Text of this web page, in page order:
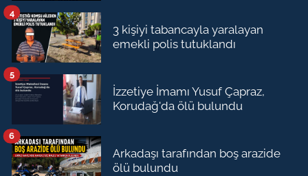
3 kişiyi tabancayla yaralayan
emekli polis tutuklandı
4
İzzetiye İmamı Yusuf Çapraz,
Korudağ'da ölü bulundu
5
Arkadaşı tarafından boş arazide
ölü bulundu
6